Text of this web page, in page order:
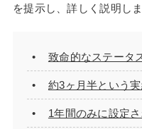
を提示し、詳しく説明しま
致命的なステータ
約3ヶ月半という
1年間のみに設定